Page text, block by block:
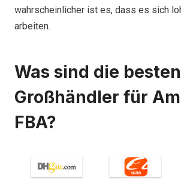
wahrscheinlicher ist es, dass es sich
arbeiten.
Was sind die besten
Großhändler für
FBA?